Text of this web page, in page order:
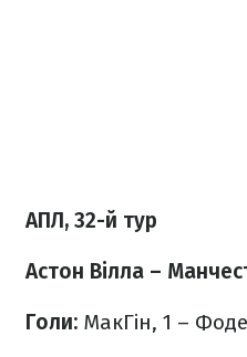
АПЛ, 32-й тур
Астон Вілла –
Голи: МакГін, 1 –